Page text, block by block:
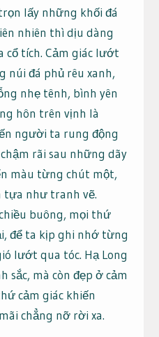
lấy những khối đá
nhiên thì dịu dàng
cổ tích. Cảm giác lướt
núi đá phủ rêu xanh,
nhẹ tênh, bình yên
hôn trên vịnh là
người ta rung động
rãi sau những dãy
màu từng chút một,
tựa như tranh vẽ.
buông, mọi thứ
để ta kịp ghi nhớ từng
lướt qua tóc. Hạ Long
sắc, mà còn đẹp ở cảm
cảm giác khiến
chẳng nỡ rời xa.